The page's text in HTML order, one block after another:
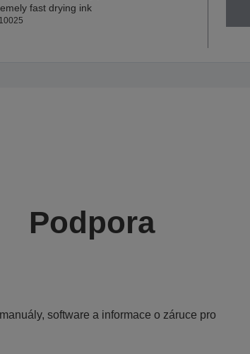
fast drying ink
Podpora
software a informace o záruce pro